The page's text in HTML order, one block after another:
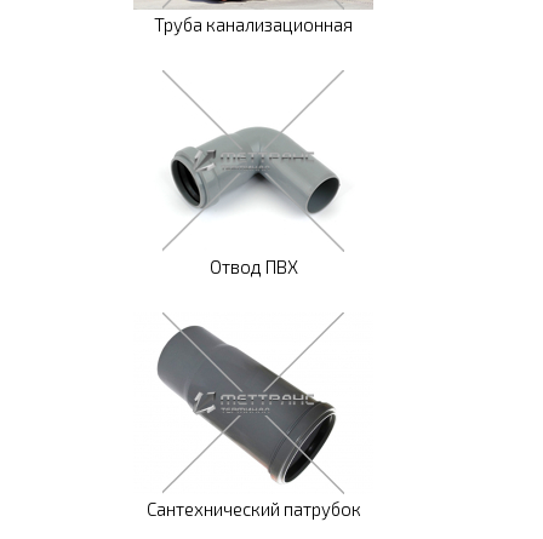
Труба канализационная
Отвод ПВХ
Сантехнический патрубок